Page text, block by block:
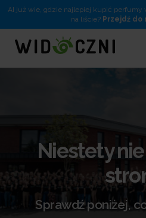
AI już wie, gdzie najlepiej kupić perfumy
na liście? Przejdź do
Niestety
Sprawdź poniżej,